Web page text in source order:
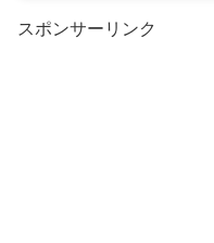
スポンサーリンク